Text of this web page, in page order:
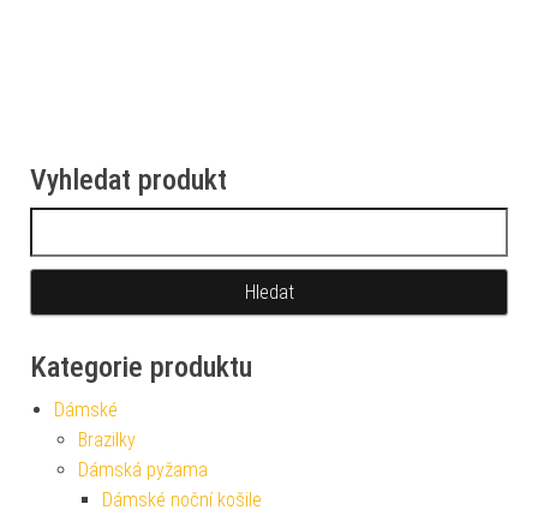
Vyhledat produkt
Kategorie produktu
Dámské
Brazilky
Dámská pyžama
Dámské noční košile